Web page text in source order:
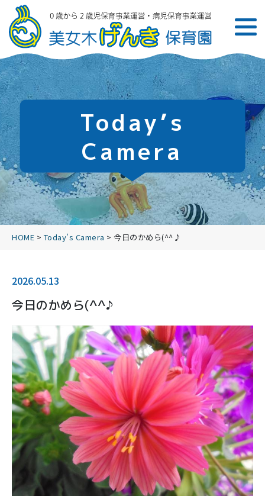
Today’s
Camera
HOME > Today’s Camera > 今日のかめら(^^♪
2026.05.13
今日のかめら(^^♪